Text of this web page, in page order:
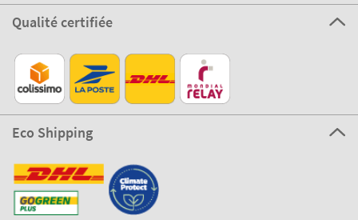
Qualité certifiée
Eco Shipping